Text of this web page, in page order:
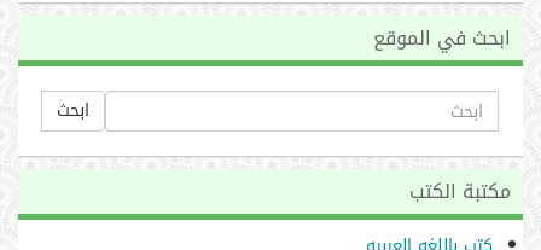
ابحث في الموقع
ابحث
مكتبة الكتب